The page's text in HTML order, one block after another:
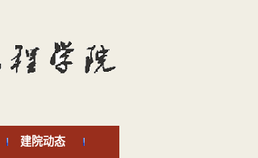
建院动态